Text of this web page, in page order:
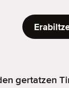
gertatzen